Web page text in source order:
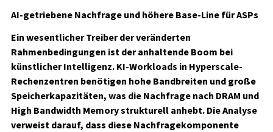
AI-getriebene Nachfrage und höhere Base-Line für ASPs
Ein wesentlicher Treiber der veränderten
Rahmenbedingungen ist der anhaltende Boom bei
künstlicher Intelligenz. KI-Workloads in Hyperscale-
Rechenzentren benötigen hohe Bandbreiten und große
Speicherkapazitäten, was die Nachfrage nach DRAM und
High Bandwidth Memory strukturell anhebt. Die Analyse
verweist darauf, dass diese Nachfragekomponente